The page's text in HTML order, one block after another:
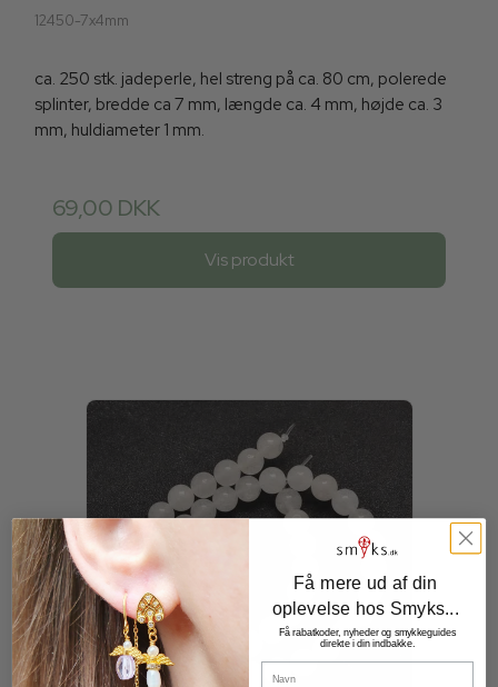
12450-7x4mm
ca. 250 stk. jadeperle, hel streng på ca. 80 cm, polerede
splinter, bredde ca 7 mm, længde ca. 4 mm, højde ca. 3
mm, huldiameter 1 mm.
69,00 DKK
Vis produkt
Få mere ud af din
oplevelse hos Smyks...
Få rabatkoder, nyheder og smykkeguides
direkte i din indbakke.
Navn